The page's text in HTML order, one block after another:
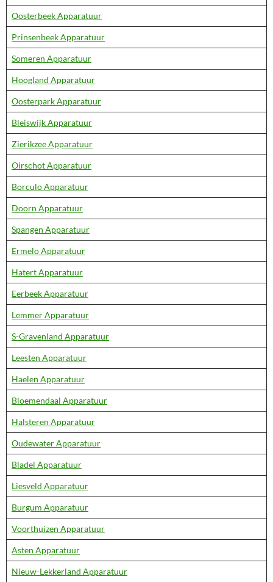
Oosterbeek Apparatuur
Prinsenbeek Apparatuur
Someren Apparatuur
Hoogland Apparatuur
Oosterpark Apparatuur
Bleiswijk Apparatuur
Zierikzee Apparatuur
Oirschot Apparatuur
Borculo Apparatuur
Doorn Apparatuur
Spangen Apparatuur
Ermelo Apparatuur
Hatert Apparatuur
Eerbeek Apparatuur
Lemmer Apparatuur
S-Gravenland Apparatuur
Leesten Apparatuur
Haelen Apparatuur
Bloemendaal Apparatuur
Halsteren Apparatuur
Oudewater Apparatuur
Bladel Apparatuur
Liesveld Apparatuur
Burgum Apparatuur
Voorthuizen Apparatuur
Asten Apparatuur
Nieuw-Lekkerland Apparatuur